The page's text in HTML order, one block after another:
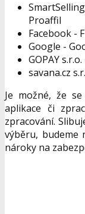
Proaffil
Facebook -
Google -
GOPAY
savana.cz
Je možné, že
aplikace či
zpracování.
výběru, budeme
nároky na